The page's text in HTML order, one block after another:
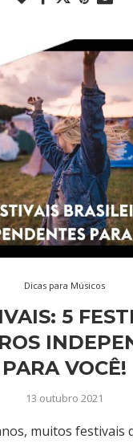
Dicas para Músicos
5
PARA VOCÊ!
13 outubro 2021
muitos festivais